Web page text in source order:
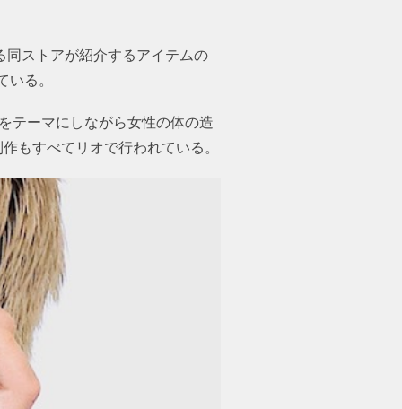
同ストアが紹介するアイテムの
る。
テーマにしながら女性の体の造
もすべてリオで行われている。